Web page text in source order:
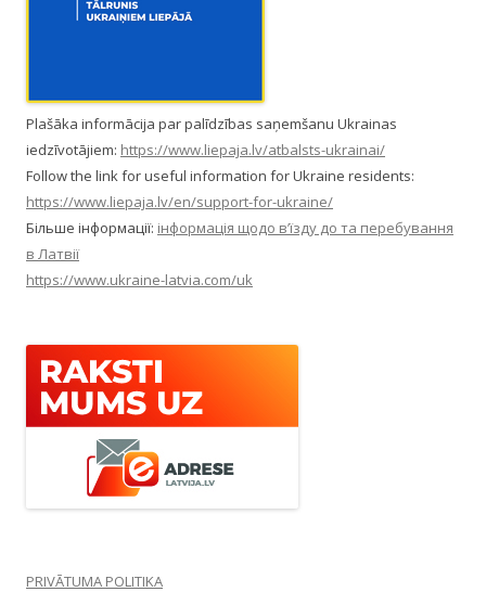
Plašāka informācija par palīdzības saņemšanu Ukrainas
iedzīvotājiem: https://www.liepaja.lv/atbalsts-ukrainai/
Follow the link for useful information for Ukraine residents:
https://www.liepaja.lv/en/support-for-ukraine/
Більше інформації: інформація щодо в’їзду до та перебування
в Латвії
https://www.ukraine-latvia.com/uk
PRIVĀTUMA POLITIKA